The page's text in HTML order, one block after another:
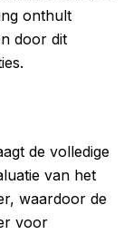
onthult
door dit
de volledige
van het
waardoor de
voor